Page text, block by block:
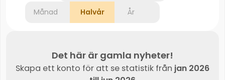
Månad Halvår År
Det här är gamla nyheter!
Skapa ett konto för att se statistik från jan 2026